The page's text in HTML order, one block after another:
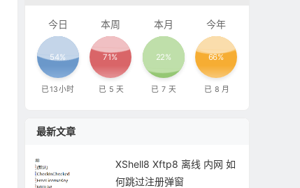
今日
54%
已13 小时
本周
71%
已 5 天
本月
22%
已 7 天
今年
66%
已 8 月
最新文章
XShell8 Xftp8 离线 内网 如
何跳过注册弹窗